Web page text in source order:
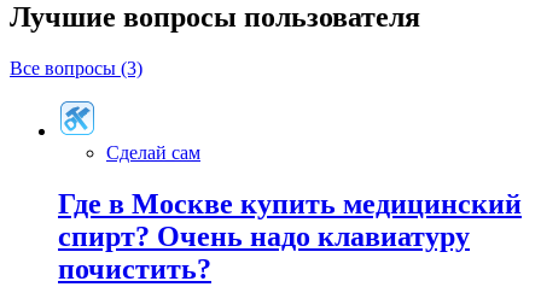
Лучшие вопросы пользователя
Все вопросы (3)
Сделай сам
Где в Москве купить медицинский
спирт? Очень надо клавиатуру
почистить?